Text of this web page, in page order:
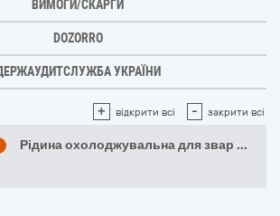
ВИМОГИ/СКАРГИ
DOZORRO
УКРАЇНИ
+ відкрити всі - закрити всі
Рідина охолоджувальна для звар ...